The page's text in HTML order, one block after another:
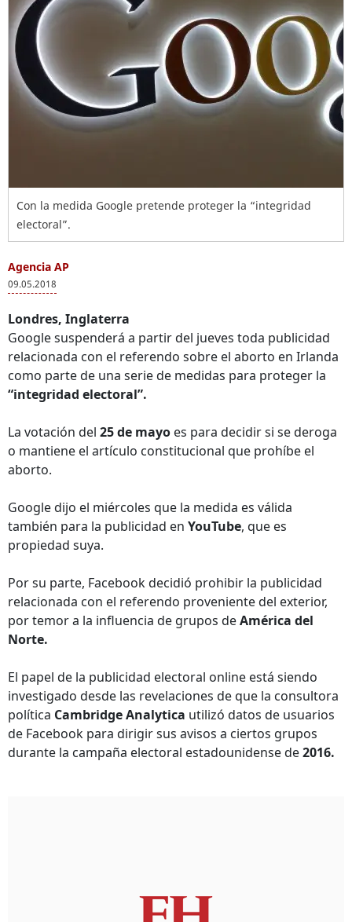
Con la medida Google pretende proteger la “integridad
electoral”.
Agencia AP
09.05.2018
Londres, Inglaterra
Google suspenderá a partir del jueves toda publicidad
relacionada con el referendo sobre el aborto en Irlanda
como parte de una serie de medidas para proteger la
“integridad electoral”.
La votación del 25 de mayo es para decidir si se deroga
o mantiene el artículo constitucional que prohíbe el
aborto.
Google dijo el miércoles que la medida es válida
también para la publicidad en YouTube, que es
propiedad suya.
Por su parte, Facebook decidió prohibir la publicidad
relacionada con el referendo proveniente del exterior,
por temor a la influencia de grupos deAmérica del
Norte.
El papel de la publicidad electoral online está siendo
investigado desde las revelaciones de que la consultora
política Cambridge Analytica utilizó datos de usuarios
de Facebook para dirigir sus avisos a ciertos grupos
durante la campaña electoral estadounidense de2016.